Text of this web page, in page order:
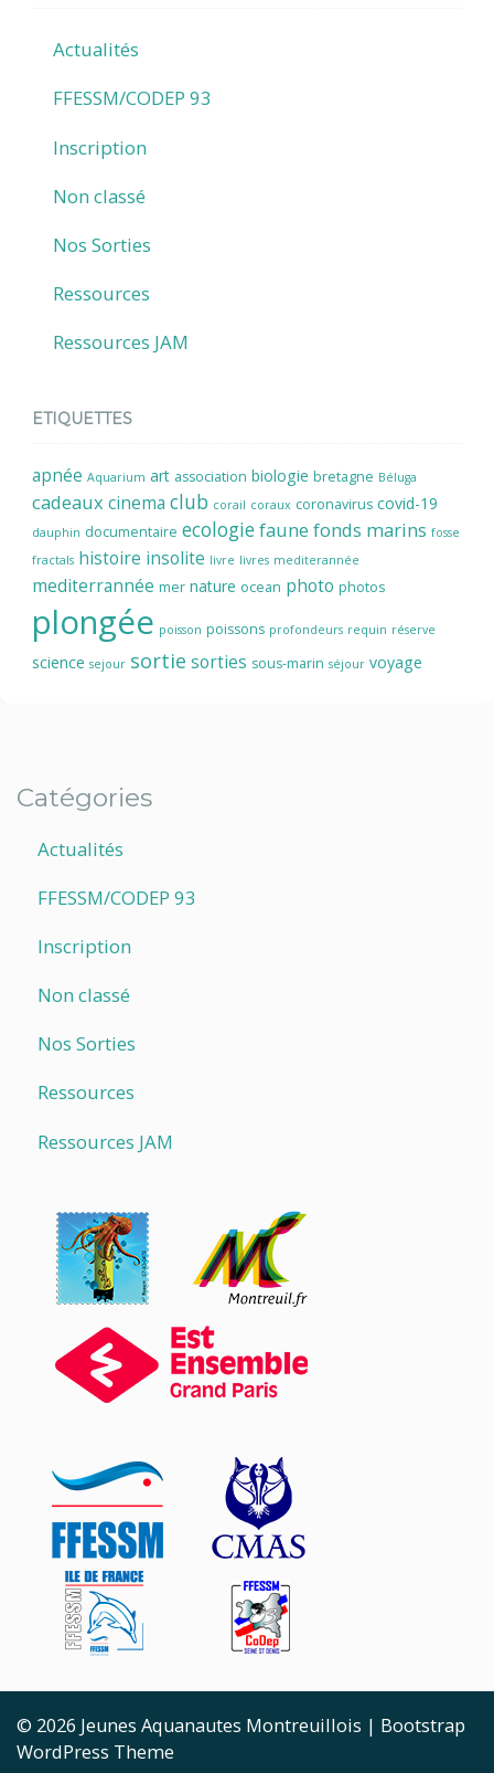
Actualités
FFESSM/CODEP 93
Inscription
Non classé
Nos Sorties
Ressources
Ressources JAM
ETIQUETTES
apnée Aquarium art association biologie bretagne Béluga
cadeaux cinema club corail coraux coronavirus covid-19
dauphin documentaire ecologiefaune fonds marins fosse
fractals histoire insolite livre livres mediterannée
mediterrannée mer nature ocean photo photos
plongée poisson poissons profondeurs requin réserve
science sejour sortie sorties sous-marin séjour voyage
Catégories
Actualités
FFESSM/CODEP 93
Inscription
Non classé
Nos Sorties
Ressources
Ressources JAM
© 2026 Jeunes Aquanautes Montreuillois | Bootstrap
WordPress Theme